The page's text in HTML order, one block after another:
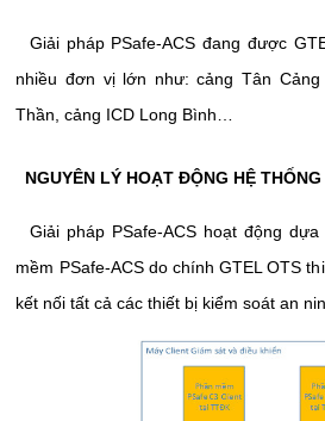
Giải pháp PSafe-ACS đang được
nhiều đơn vị lớn như: cảng Tân
Thần, cảng ICD Long Bình…
NGUYÊN LÝ HOẠT ĐỘNG HỆ THỐNG
Giải pháp PSafe-ACS hoạt động
mềm PSafe-ACS do chính GTEL OTS
kết nối tất cả các thiết bị kiểm soát an